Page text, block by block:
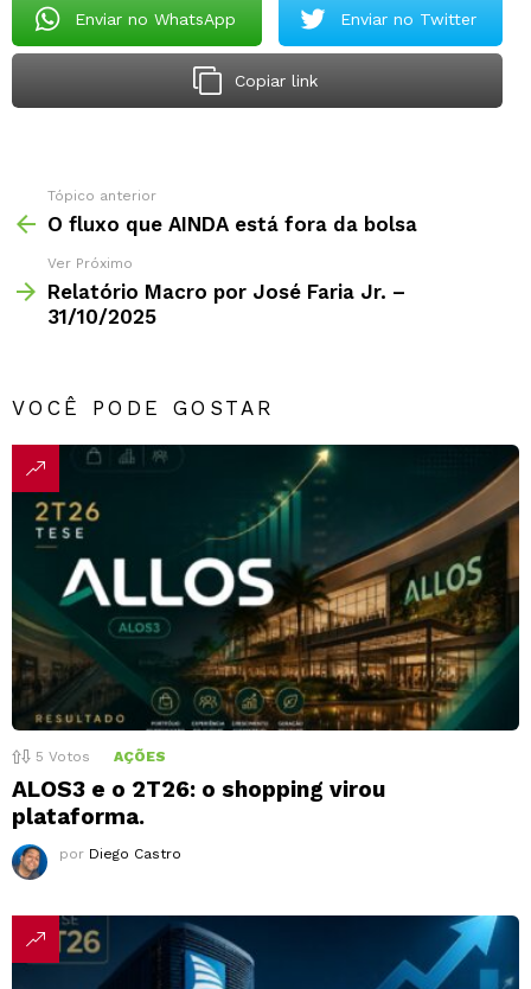
Enviar no WhatsApp Enviar no Twitter
Copiar link
Tópico anterior
O fluxo que AINDA está fora da bolsa
Ver Próximo
Relatório Macro por José Faria Jr. –
31/10/2025
VOCÊ PODE GOSTAR
5 Votos AÇÕES
ALOS3 e o 2T26: o shopping virou
plataforma.
por Diego Castro